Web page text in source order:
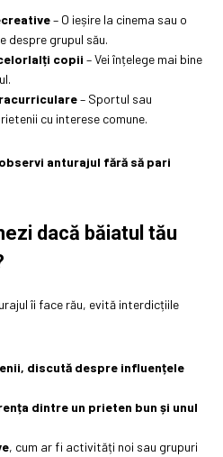
– O ieșire la cinema sau o
despre grupul său.
copii – Vei înțelege mai bine
– Sportul sau
cu interese comune.
anturajul fără să pari
dacă băiatul tău
îi face rău, evită interdicțiile
discută despre influențele
dintre un prieten bun și unul
, cum ar fi activități noi sau grupuri